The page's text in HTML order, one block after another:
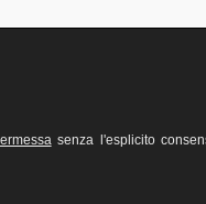
senza l'esplicito